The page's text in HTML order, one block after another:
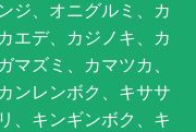
ジ、オニグルミ、カ
エデ、カジノキ、カ
ズミ、カマツカ、
ンレンボク、キササ
、キンギンボク、キ